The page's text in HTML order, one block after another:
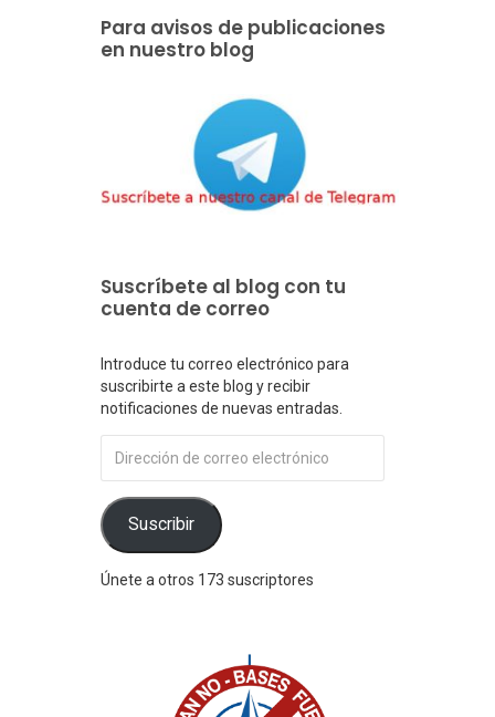
Para avisos de publicaciones
en nuestro blog
Suscríbete al blog con tu
cuenta de correo
Introduce tu correo electrónico para
suscribirte a este blog y recibir
notificaciones de nuevas entradas.
de
correo
electrónico
Suscribir
Únete a otros 173 suscriptores